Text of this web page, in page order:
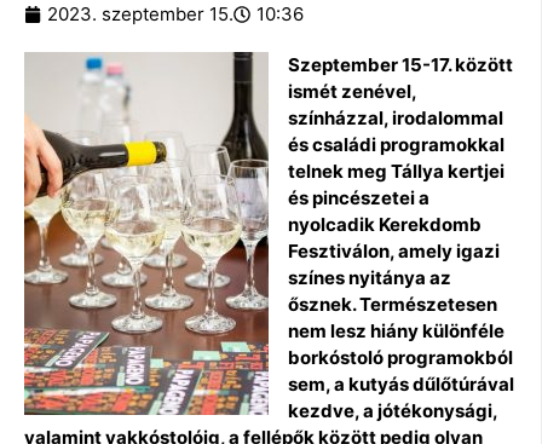
2023. szeptember 15. 10:36
Szeptember 15-17. között
ismét zenével,
színházzal, irodalommal
és családi programokkal
telnek meg Tállya kertjei
és pincészetei a
nyolcadik Kerekdomb
Fesztiválon, amely igazi
színes nyitánya az
ősznek. Természetesen
nem lesz hiány különféle
borkóstoló programokból
sem, a kutyás dűlőtúrával
kezdve, a jótékonysági,
valamint vakkóstolóig, a fellépők között pedig olyan